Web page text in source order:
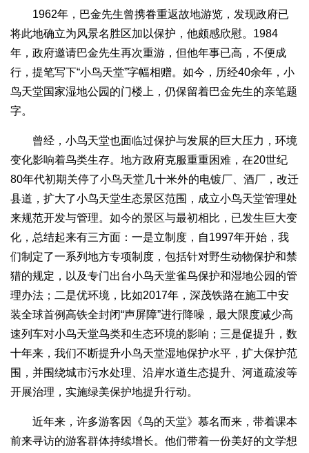
1962年，巴金先生曾携眷重返故地游览，发现政府已
将此地确立为风景名胜区加以保护，他颇感欣慰。1984
年，政府邀请巴金先生再次重游，但他年事已高，不便成
行，提笔写下“小鸟天堂”字幅相赠。如今，历经40余年，小
鸟天堂国家湿地公园的门楼上，仍保留着巴金先生的亲笔题
字。
曾经，小鸟天堂也面临过保护与发展的巨大压力，环境
变化影响着鸟类生存。地方政府克服重重困难，在20世纪
80年代初期关停了小鸟天堂几十米外的电镀厂、酒厂，改迁
县道，扩大了小鸟天堂生态景区范围，成立小鸟天堂管理处
来规范开发与管理。如今的景区与最初相比，已发生巨大变
化，总结起来有三方面：一是立制度，自1997年开始，我
们制定了一系列地方专项制度，包括针对野生动物保护和禁
猎的规定，以及专门出台小鸟天堂雀鸟保护和湿地公园的管
理办法；二是优环境，比如2017年，深茂铁路在施工中安
装全球首例高铁全封闭“声屏障”进行降噪，最大限度减少高
速列车对小鸟天堂鸟类和生态环境的影响；三是促提升，数
十年来，我们不断提升小鸟天堂湿地保护水平，扩大保护范
围，并围绕城市污水处理、沿岸水道生态提升、河道疏浚等
开展治理，实施绿美保护地提升行动。
近年来，许多游客因《鸟的天堂》慕名而来，带着课本
前来寻访的游客群体持续增长。他们带着一份美好的文学想